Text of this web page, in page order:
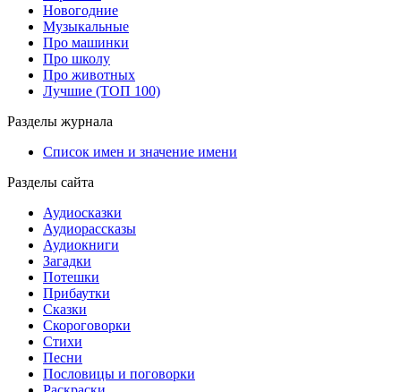
Новогодние
Музыкальные
Про машинки
Про школу
Про животных
Лучшие (ТОП 100)
Разделы журнала
Список имен и значение имени
Разделы сайта
Аудиосказки
Аудиорассказы
Аудиокниги
Загадки
Потешки
Прибаутки
Сказки
Скороговорки
Стихи
Песни
Пословицы и поговорки